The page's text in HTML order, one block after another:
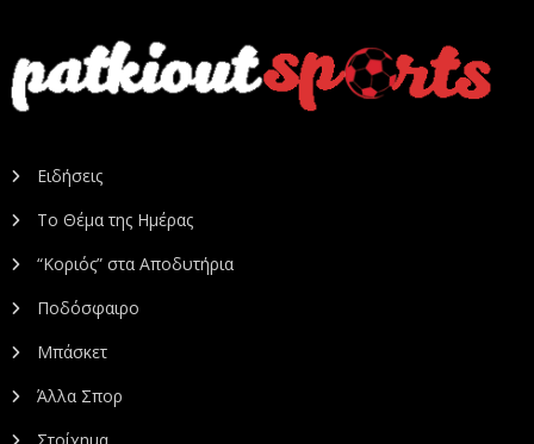
Ειδήσεις
Το Θέμα της Ημέρας
“Κοριός” στα Αποδυτήρια
Ποδόσφαιρο
Μπάσκετ
Άλλα Σπορ